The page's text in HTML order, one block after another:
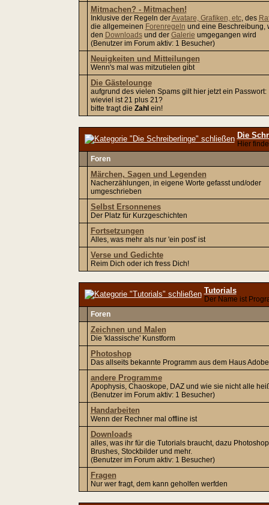
Mitmachen? - Mitmachen!
Inklusive der Regeln derAvatare, Grafiken, etc, des
die allgemeinen Forenregeln und eine Beschreibung,
den Downloadsund der Galerie umgegangen wird
(Benutzer im Forum aktiv: 1 Besucher)
Neuigkeiten und Mitteilungen
Wenn's mal was mitzutielen gibt
Die Gästelounge
aufgrund des vielen Spams gilt hier jetzt ein Passwort:
wieviel ist 21 plus 21?
bitte tragt die Zahl ein!
Die
Hier
Foren
Märchen, Sagen und Legenden
Nacherzählungen, in eigene Worte gefasst und/oder
umgeschrieben
Selbst Ersonnenes
Der Platz für Kurzgeschichten
Fortsetzungen
Alles, was mehr als nur 'ein post' ist
Verse und Gedichte
Reim Dich oder ich fress Dich!
Tutorials
Der Name ist
Foren
Zeichnen und Malen
Die 'klassische' Kunstform
Photoshop
Das allseits bekannte Programm aus dem Haus Adobe
andere Programme
Apophysis, Chaoskope, DAZ und wie sie nicht alle
(Benutzer im Forum aktiv: 1 Besucher)
Handarbeiten
Wenn der Rechner mal offline ist
Downloads
alles, was ihr für die Tutorials braucht, dazu
Brushes, Stockbilder und mehr.
(Benutzer im Forum aktiv: 1 Besucher)
Fragen
Nur wer fragt, dem kann geholfen werfden